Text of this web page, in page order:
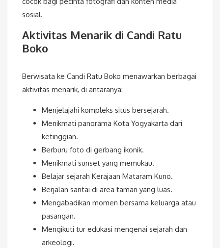
sosial.
Aktivitas Menarik di Candi Ratu
Boko
Berwisata ke Candi Ratu Boko menawarkan berbagai
aktivitas menarik, di antaranya:
Menjelajahi kompleks situs bersejarah.
Menikmati panorama Kota Yogyakarta dari
ketinggian.
Berburu foto di gerbang ikonik.
Menikmati sunset yang memukau.
Belajar sejarah Kerajaan Mataram Kuno.
Berjalan santai di area taman yang luas.
Mengabadikan momen bersama keluarga atau
pasangan.
Mengikuti tur edukasi mengenai sejarah dan
arkeologi.